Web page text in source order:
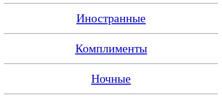
Иностранные
Комплименты
Ночные